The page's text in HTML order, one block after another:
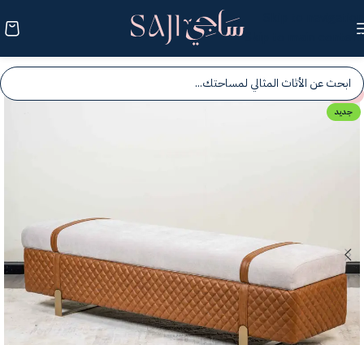
Skip to main content
-25%
جديد